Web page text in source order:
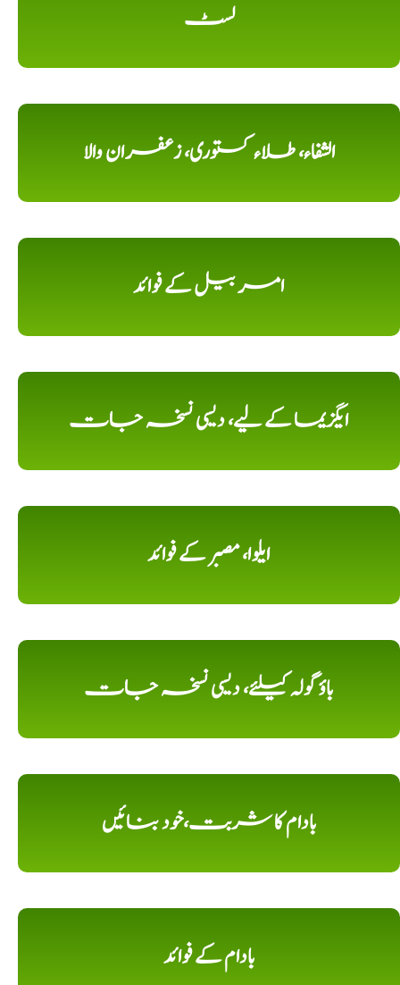
لسٹ
الشفاء، طلاء کستوری، زعفران والا
امر بیل کے فوائد
ایگزیما کے لیے، دیسی نسخہ جات
ایلوا، مصبر کے فوائد
باؤ گولہ کیلئے، دیسی نسخہ جات
بادام کا شربت،خود بنائیں
بادام کے فوائد